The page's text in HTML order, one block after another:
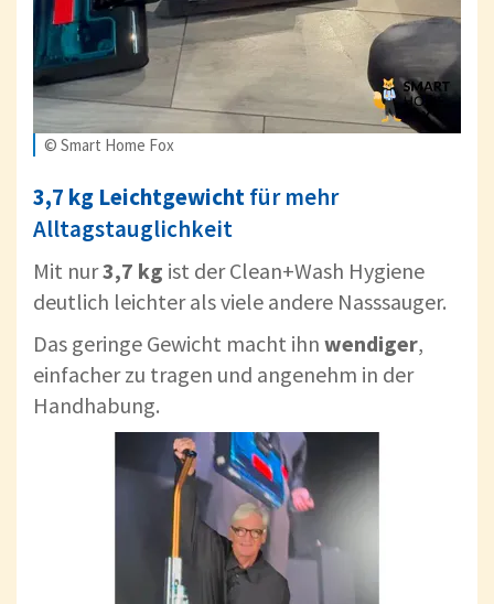
© Smart Home Fox
3,7 kg Leichtgewichtfür mehr
Alltagstauglichkeit
Mit nur3,7 kg ist der Clean+Wash Hygiene
deutlich leichter als viele andere Nasssauger.
Das geringe Gewicht macht ihn wendiger,
einfacher zu tragen und angenehm in der
Handhabung.